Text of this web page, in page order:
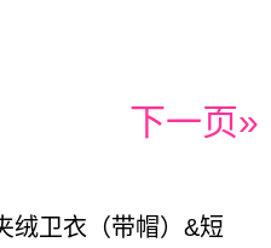
下一页»
绒卫衣（带帽）&短